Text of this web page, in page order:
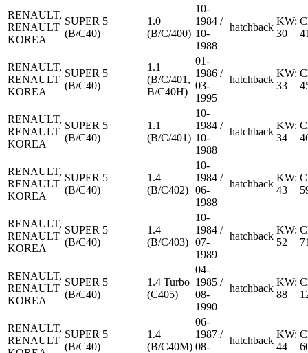
RENAULT,
RENAULT
KOREA
SUPER 5
(B/C40)
1.0
(B/C/400)
10-
1984 /
10-
1988
hatchback
KW:
30
RENAULT,
RENAULT
KOREA
SUPER 5
(B/C40)
1.1
(B/C/401,
B/C40H)
01-
1986 /
03-
1995
hatchback
KW:
33
RENAULT,
RENAULT
KOREA
SUPER 5
(B/C40)
1.1
(B/C/401)
10-
1984 /
10-
1988
hatchback
KW:
34
RENAULT,
RENAULT
KOREA
SUPER 5
(B/C40)
1.4
(B/C402)
10-
1984 /
06-
1988
hatchback
KW:
43
RENAULT,
RENAULT
KOREA
SUPER 5
(B/C40)
1.4
(B/C403)
10-
1984 /
07-
1989
hatchback
KW:
52
RENAULT,
RENAULT
KOREA
SUPER 5
(B/C40)
1.4 Turbo
(C405)
04-
1985 /
08-
1990
hatchback
KW:
88
RENAULT,
RENAULT
SUPER 5
(B/C40)
1.4
(B/C40M)
06-
1987 /
08-
hatchback
KW:
44